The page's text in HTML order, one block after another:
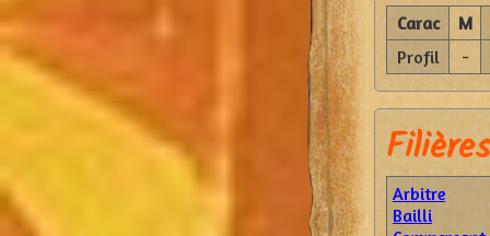
Carac M
Profil
-
Arbitre
Bailli